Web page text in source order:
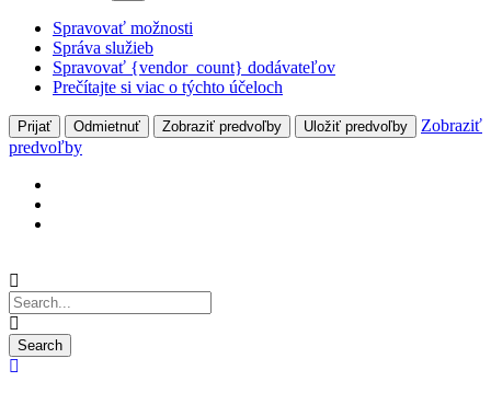
Spravovať možnosti
Správa služieb
Spravovať {vendor_count} dodávateľov
Prečítajte si viac o týchto účeloch
Prijať Odmietnuť Zobraziť predvoľby Uložiť predvoľby
Zobraziť
predvoľby